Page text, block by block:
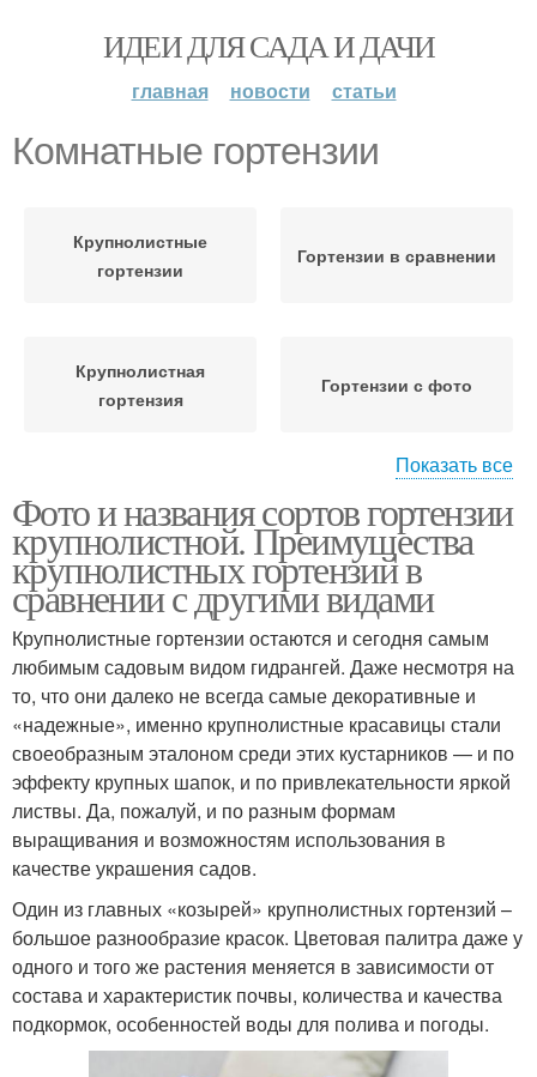
ИДЕИ ДЛЯ САДА И ДАЧИ
главная новости статьи
Комнатные гортензии
Крупнолистные
гортензии
Гортензии в сравнении
Крупнолистная
гортензия
Гортензии с фото
Комнатные растения Уход за гортензиями
Гортензии к зиме Комнатная примета
Показать все
Фото и названия сортов гортензии
крупнолистной. Преимущества
крупнолистных гортензий в
сравнении с другими видами
Крупнолистные гортензии остаются и сегодня самым
любимым садовым видом гидрангей. Даже несмотря на
то, что они далеко не всегда самые декоративные и
«надежные», именно крупнолистные красавицы стали
своеобразным эталоном среди этих кустарников — и по
эффекту крупных шапок, и по привлекательности яркой
листвы. Да, пожалуй, и по разным формам
выращивания и возможностям использования в
качестве украшения садов.
Один из главных «козырей» крупнолистных гортензий –
большое разнообразие красок. Цветовая палитра даже у
одного и того же растения меняется в зависимости от
состава и характеристик почвы, количества и качества
подкормок, особенностей воды для полива и погоды.